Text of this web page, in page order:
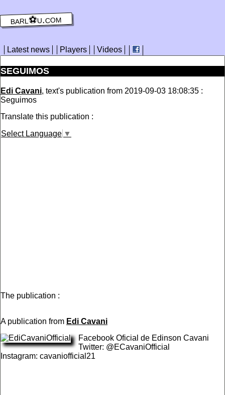
barl⚽️u.com
Latest news Players Videos
SEGUIMOS
Edi Cavani, text's publication from 2019-09-03 18:08:35 :
Seguimos
Translate this publication :
Select Language ▼
The publication :
A publication from Edi Cavani
Facebook Oficial de Edinson Cavani
Twitter: @ECavaniOfficial
Instagram: cavaniofficial21